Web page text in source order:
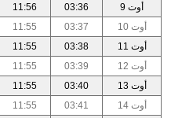
أوت 9
03:36
11:56
أوت 10
03:37
11:55
أوت 11
03:38
11:55
أوت 12
03:39
11:55
أوت 13
03:40
11:55
أوت 14
03:41
11:55